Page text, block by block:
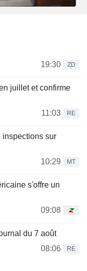
19:30
ZD
juillet et confirme
11:03
RE
inspections sur
10:29
MT
s'offre un
09:08
du 7 août
08:06
RE